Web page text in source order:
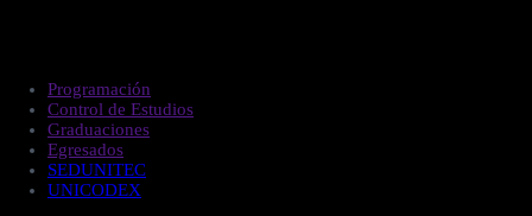
Programación
Control de Estudios
Graduaciones
Egresados
SEDUNITEC
UNICODEX